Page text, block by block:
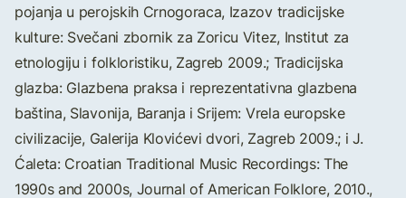
pojanja u perojskih Crnogoraca, Izazov tradicijske
kulture: Svečani zbornik za Zoricu Vitez, Institut za
etnologiju i folkloristiku, Zagreb 2009.; Tradicijska
glazba: Glazbena praksa i reprezentativna glazbena
baština, Slavonija, Baranja i Srijem: Vrela europske
civilizacije, Galerija Klovićevi dvori, Zagreb 2009.; i J.
Ćaleta: Croatian Traditional Music Recordings: The
1990s and 2000s, Journal of American Folklore, 2010.,